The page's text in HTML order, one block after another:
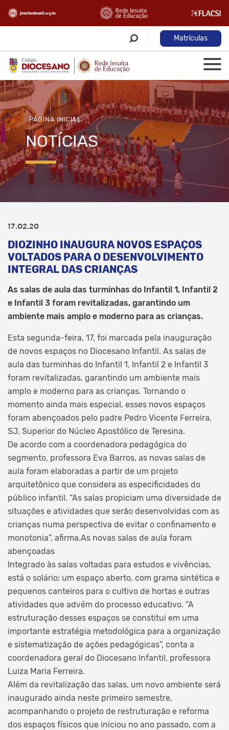
Matrículas
PÁGINA INICIAL
NOTÍCIAS
17.02.20
DIOZINHO INAUGURA NOVOS ESPAÇOS
VOLTADOS PARA O DESENVOLVIMENTO
INTEGRAL DAS CRIANÇAS
As salas de aula das turminhas do Infantil 1, Infantil 2
e Infantil 3 foram revitalizadas, garantindo um
ambiente mais amplo e moderno para as crianças.
Esta segunda-feira, 17, foi marcada pela inauguração
de novos espaços no Diocesano Infantil. As salas de
aula das turminhas do Infantil 1, Infantil 2 e Infantil 3
foram revitalizadas, garantindo um ambiente mais
amplo e moderno para as crianças. Tornando o
momento ainda mais especial, esses novos espaços
foram abençoados pelo padre Pedro Vicente Ferreira,
SJ, Superior do Núcleo Apostólico de Teresina.
De acordo com a coordenadora pedagógica do
segmento, professora Eva Barros, as novas salas de
aula foram elaboradas a partir de um projeto
arquitetônico que considera as especificidades do
público infantil. “As salas propiciam uma diversidade de
situações e atividades que serão desenvolvidas com as
crianças numa perspectiva de evitar o confinamento e
monotonia”, afirma.As novas salas de aula foram
abençoadas
Integrado às salas voltadas para estudos e vivências,
está o solário: um espaço aberto, com grama sintética e
pequenos canteiros para o cultivo de hortas e outras
atividades que advém do processo educativo. “A
estruturação desses espaços se constitui em uma
importante estratégia metodológica para a organização
e sistematização de ações pedagógicas”, conta a
coordenadora geral do Diocesano Infantil, professora
Luiza Maria Ferreira.
Além da revitalização das salas, um novo ambiente será
inaugurado ainda neste primeiro semestre,
acompanhando o projeto de restruturação e reforma
dos espaços físicos que iniciou no ano passado, com a